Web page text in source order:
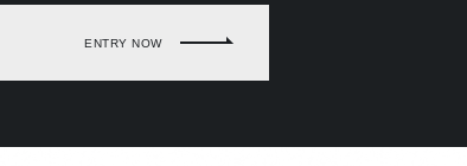
ENTRY NOW